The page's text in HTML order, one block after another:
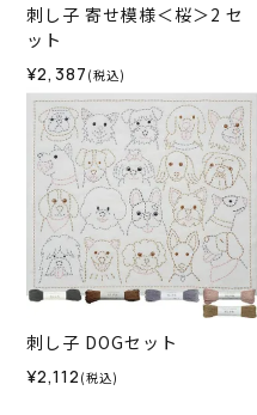
刺し子 寄せ模様＜桜＞2 セ
ット
¥2,387 (税込)
刺し子 DOGセット
¥2,112 (税込)